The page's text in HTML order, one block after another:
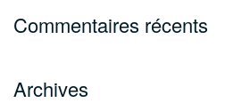
Commentaires récents
Archives